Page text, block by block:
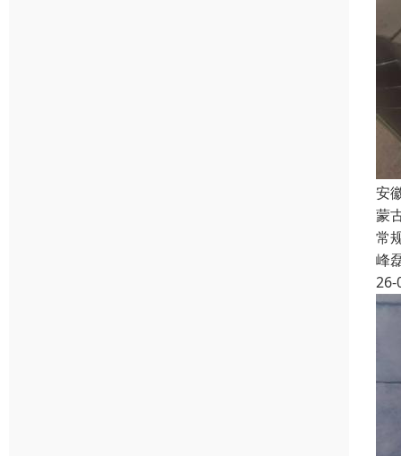
安
蒙
常
峰
26-